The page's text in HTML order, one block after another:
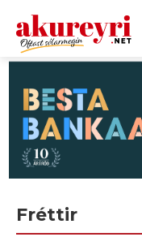
Fréttir